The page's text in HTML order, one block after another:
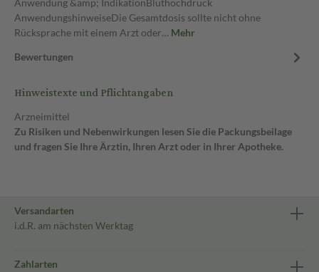
Anwendung &amp; IndikationBluthochdruck
AnwendungshinweiseDie Gesamtdosis sollte nicht ohne
Rücksprache mit einem Arzt oder… Mehr
Bewertungen
Hinweistexte und Pflichtangaben
Arzneimittel
Zu Risiken und Nebenwirkungen lesen Sie die Packungsbeilage
und fragen Sie Ihre Ärztin, Ihren Arzt oder in Ihrer Apotheke.
Versandarten
i.d.R. am nächsten Werktag
Zahlarten